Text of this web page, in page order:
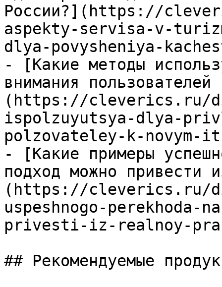
России?](https://
aspekty-servisa-v-
dlya-povysheniya-
- [Какие методы
внимания
(https://cleverics.ru/
ispolzuyutsya-dlya-
polzovateley-k-novym-
- [Какие примеры
подход можно привести
(https://cleverics.ru/
uspeshnogo-perekhoda-
privesti-iz-realnoy-
## Рекомендуемые